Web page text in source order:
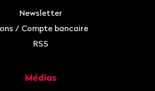
Newsletter
/ Compte bancaire
RSS
Médias